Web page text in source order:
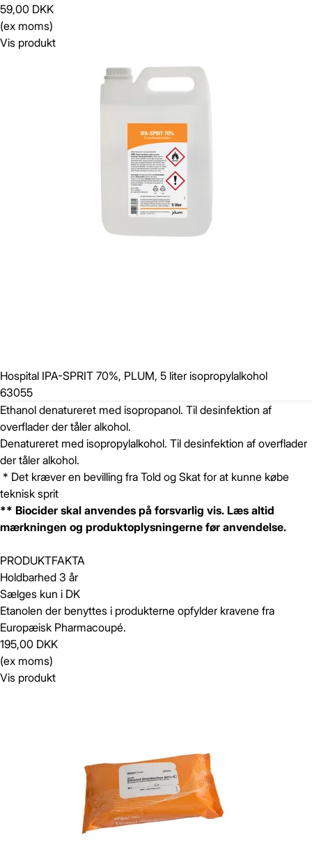
59,00 DKK
(ex moms)
Vis produkt
Hospital IPA-SPRIT 70%, PLUM, 5 liter isopropylalkohol
63055
Ethanol denatureret med isopropanol. Til desinfektion af
overflader der tåler alkohol.
Denatureret med isopropylalkohol. Til desinfektion af overflader
der tåler alkohol.
* Det kræver en bevilling fra Told og Skat for at kunne købe
teknisk sprit
** Biocider skal anvendes på forsvarlig vis. Læs altid
mærkningen og produktoplysningerne før anvendelse.
PRODUKTFAKTA
Holdbarhed 3 år
Sælges kun i DK
Etanolen der benyttes i produkterne opfylder kravene fra
Europæisk Pharmacoupé.
195,00 DKK
(ex moms)
Vis produkt